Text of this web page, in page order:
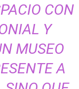
CON
Y
MUSEO
A